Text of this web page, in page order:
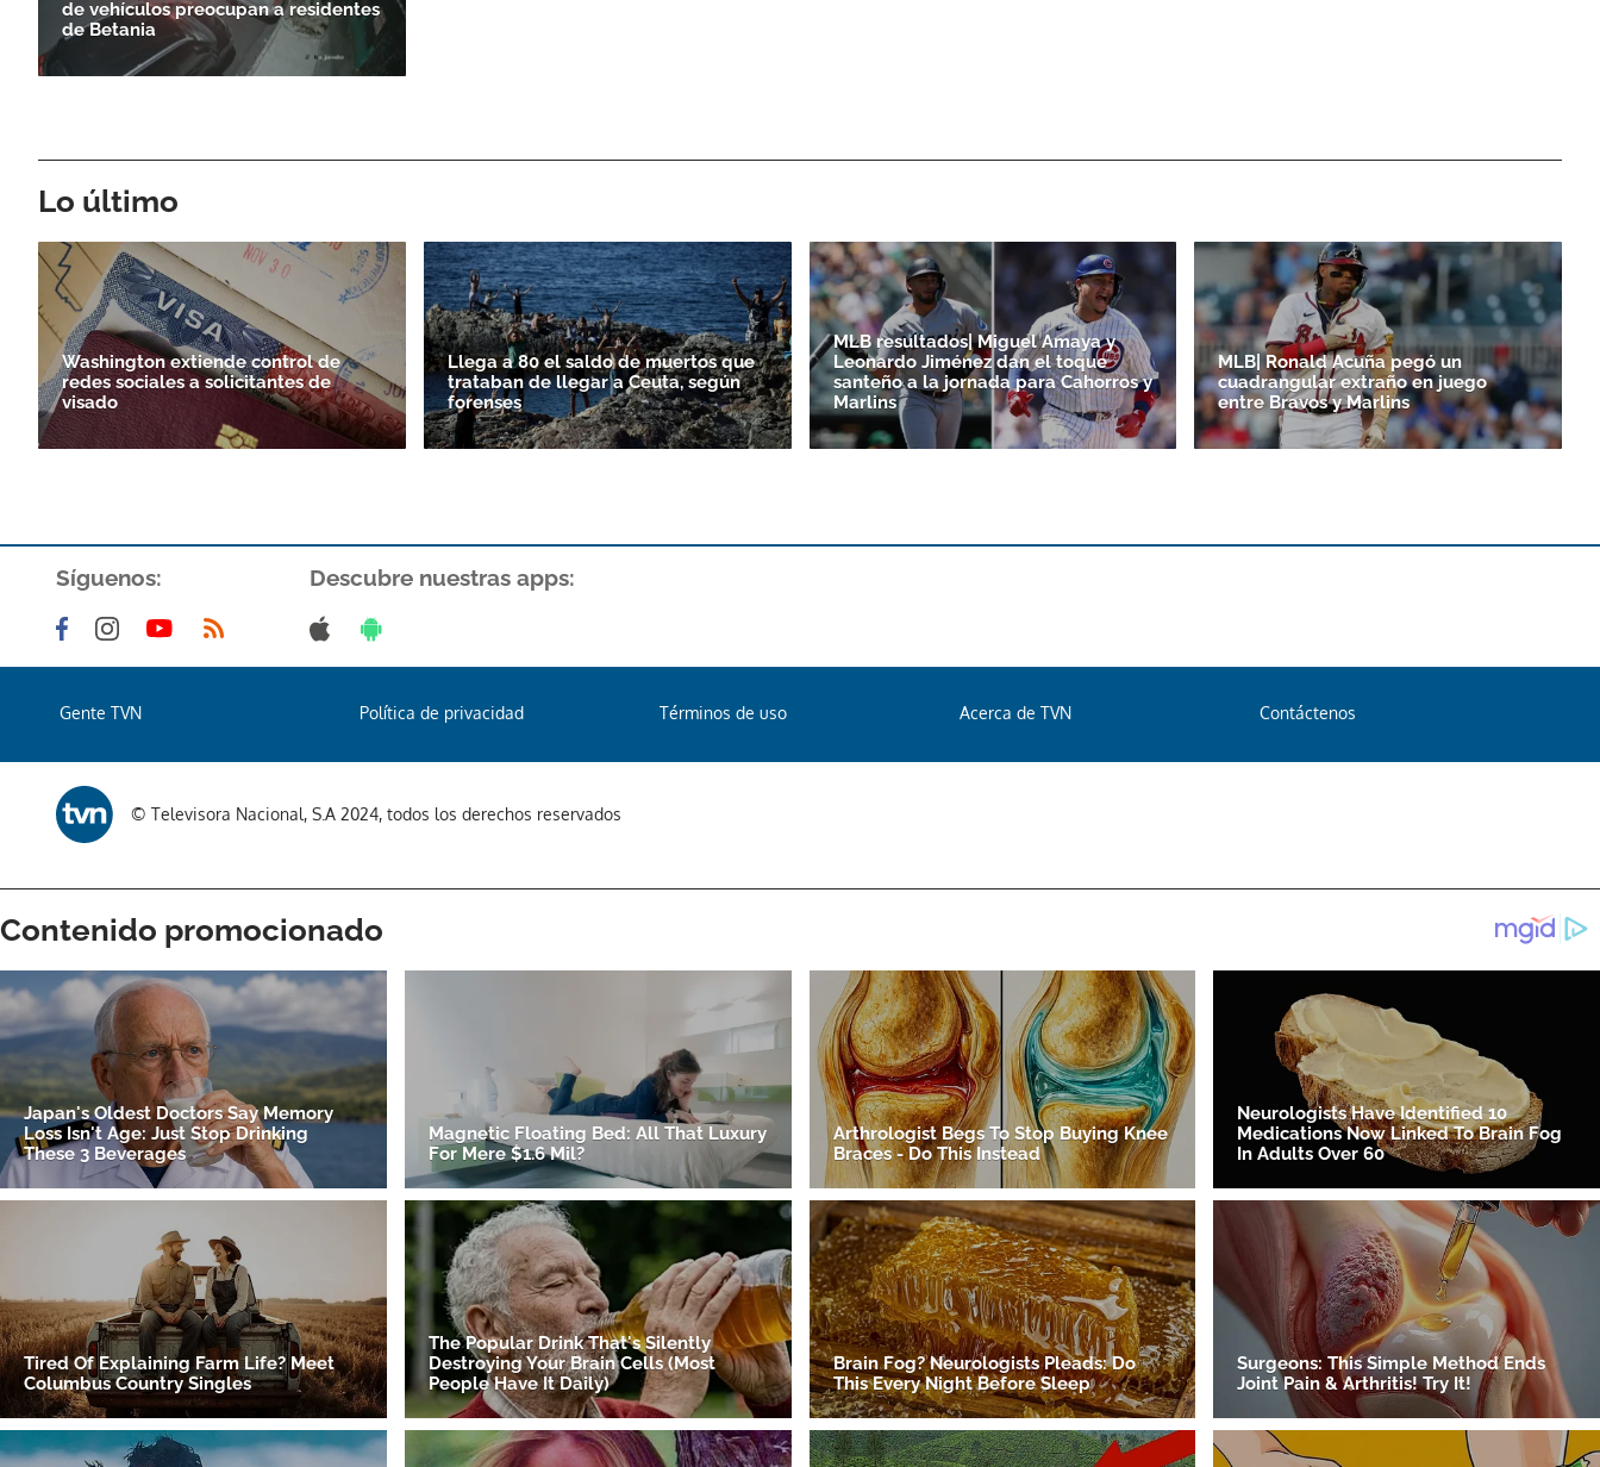
de vehículos preocupan a residentes
de Betania
Lo último
Washington extiende control de
redes sociales a solicitantes de
visado
Llega a 80 el saldo de muertos que
trataban de llegar a Ceuta, según
forenses
MLB resultados| Miguel Amaya y
Leonardo Jiménez dan el toque
santeño a la jornada para Cahorros y
Marlins
MLB| Ronald Acuña pegó un
cuadrangular extraño en juego
entre Bravos y Marlins
Síguenos: Descubre nuestras apps:
Gente TVN Política de privacidad Términos de uso Acerca de TVN Contáctenos
© Televisora Nacional, S.A 2024, todos los derechos reservados